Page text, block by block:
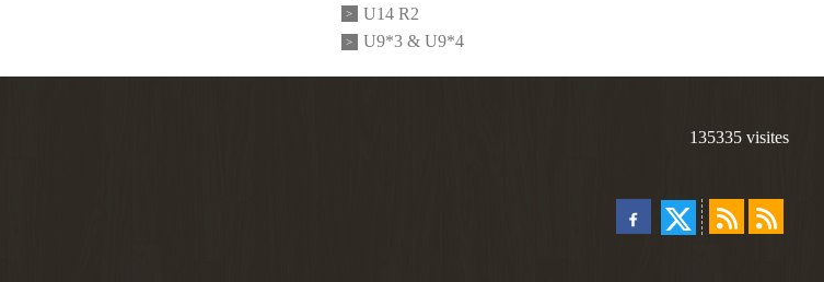
U14 R2
U9*3 & U9*4
135335 visites